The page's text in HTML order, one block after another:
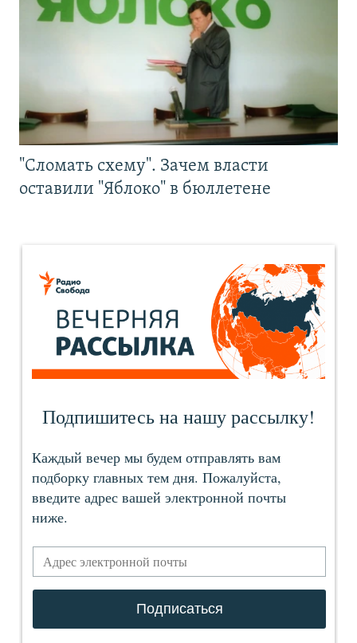
"Сломать схему". Зачем власти
оставили "Яблоко" в бюллетене